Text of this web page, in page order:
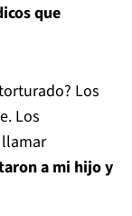
que
Los
Los
a mi hijo y